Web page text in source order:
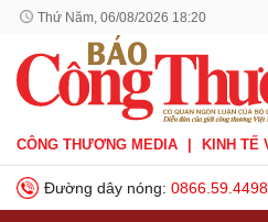
Thứ Năm, 06/08/2026 18:20
CÔNG THƯƠNG MEDIA KINH TẾ
Đường dây nóng: 0866.59.4498